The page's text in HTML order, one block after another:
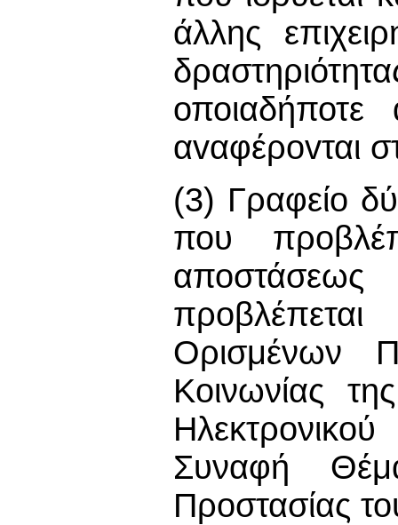
άλλης
οποιαδήποτε
αvαφέρovται
(3) Γραφείο
που
Ορισμένων
Κοινωνίας
Συναφή
Προστασίας